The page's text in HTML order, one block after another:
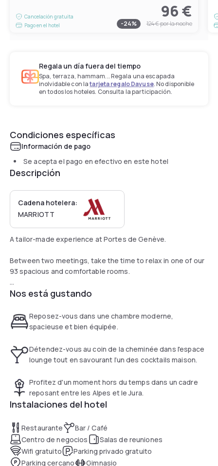
Cancelación gratuita
Pago en el hotel
96 €
-24% 124 €por la noche
Regala un día fuera del tiempo
Spa, terraza, hammam... Regala una escapada
inolvidable con latarjeta regalo Dayuse. No disponible
en todos los hoteles. Consulta la participación.
Condiciones específicas
Información de pago
Se acepta el pago en efectivo en este hotel
Descripción
Cadena hotelera:
MARRIOTT
A tailor-made experience at Portes de Genève.
Between two meetings, take the time to relax in one of our
93 spacious and comfortable rooms.
You will enjoy a moment out of time in a relaxing setting Our
Relax by the fireplace in our lounge area while enjoying one
Only 10 km from the centre of Geneva and its airport, the AC
between the Alps and the Jura mountains.
Enjoy a hotel experience designed to live the essential.
Nos está gustando
Reposez-vous dans une chambre moderne,
spacieuse et bien équipée.
Détendez-vous au coin de la cheminée dans l'espace
lounge tout en savourant l’un des cocktails maison.
Profitez d'un moment hors du temps dans un cadre
reposant entre les Alpes et le Jura.
Instalaciones del hotel
Restaurante
Bar / Café
Centro de negocios
Salas de reuniones
Wifi gratuito
Parking privado gratuito
Parking cercano
Gimnasio